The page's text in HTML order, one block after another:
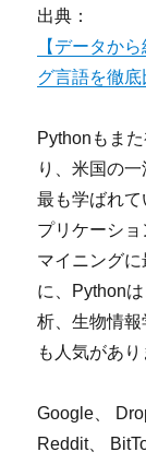
出典：
【データか
グ言語を徹底
Pythonもま
り、米国の
最も学ばれ
プリケーシ
マイニング
に、Python
析、生物情
も人気があり
Google、
Reddit、